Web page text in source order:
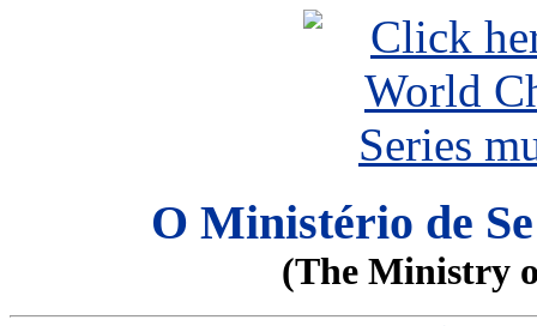
O Ministério de
(The Ministry